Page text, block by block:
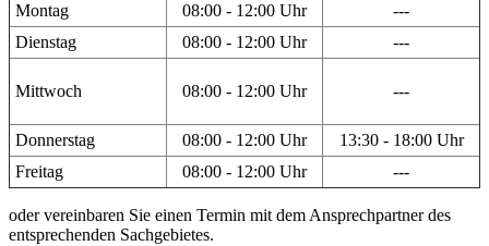
Montag 08:00 - 12:00 Uhr
---
Dienstag
08:00 - 12:00 Uhr ---
Mittwoch 08:00 - 12:00 Uhr ---
Donnerstag 08:00 - 12:00 Uhr
13:30 - 18:00 Uhr
Freitag
08:00 - 12:00 Uhr ---
oder vereinbaren Sie einen Termin mit dem Ansprechpartner des
entsprechenden Sachgebietes.